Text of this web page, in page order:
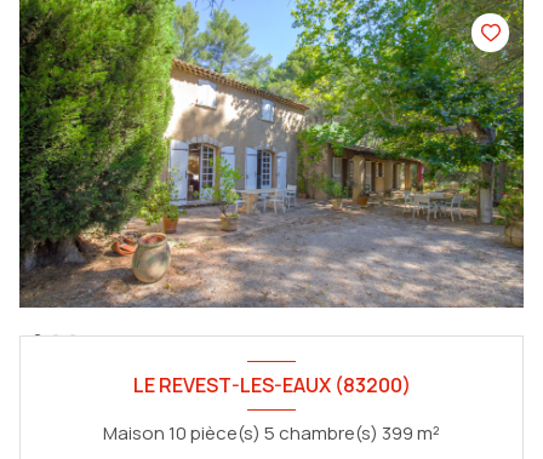
LE REVEST-LES-EAUX (83200)
Maison 10 pièce(s) 5 chambre(s) 399 m²